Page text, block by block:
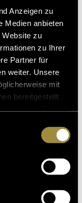
Anzeigen zu
Medien anbieten
Website zu
zu Ihrer
Partner für
weiter. Unsere
mit
bereitgestellt